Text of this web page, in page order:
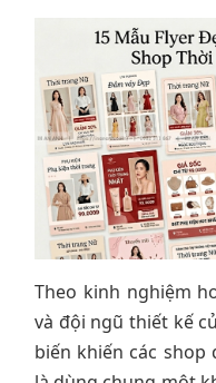
Theo kinh nghiệm
và đội ngũ thiết kế
biến khiến các shop